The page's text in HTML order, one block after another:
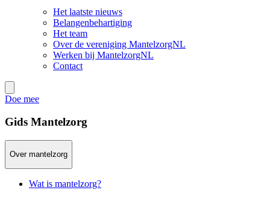
Het laatste nieuws
Belangenbehartiging
Het team
Over de vereniging MantelzorgNL
Werken bij MantelzorgNL
Contact
Doe mee
Gids Mantelzorg
Over mantelzorg
Wat is mantelzorg?